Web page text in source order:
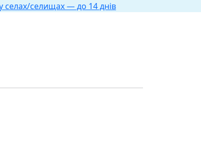
селах/селищах — до 14 днів